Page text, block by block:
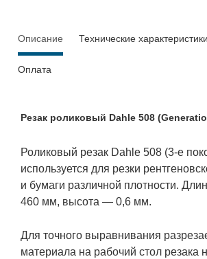
Описание Технические характеристики
Оплата
Резак роликовый Dahle 508
Роликовый резак Dahle 508 (3-е
используется для резки
и бумаги различной плотности.
460 мм, высота — 0,6 мм.
Для точного выравнивания
материала на рабочий стол резака